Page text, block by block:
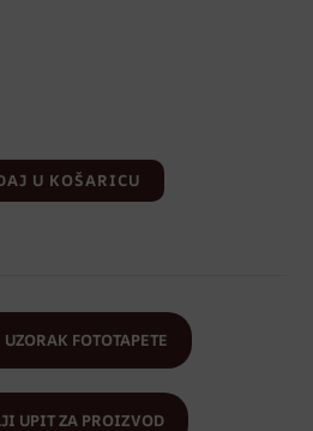
U KOŠARICU
FOTOTAPETE
UPIT ZA PROIZVOD